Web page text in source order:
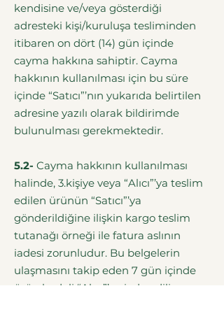
kendisine ve/veya gösterdiği
adresteki kişi/kuruluşa tesliminden
itibaren on dört (14) gün içinde
cayma hakkına sahiptir. Cayma
hakkının kullanılması için bu süre
içinde “Satıcı”’nın yukarıda belirtilen
adresine yazılı olarak bildirimde
bulunulması gerekmektedir.
5.2- Cayma hakkının kullanılması
halinde, 3.kişiye veya “Alıcı”’ya teslim
edilen ürünün “Satıcı”’ya
gönderildiğine ilişkin kargo teslim
tutanağı örneği ile fatura aslının
iadesi zorunludur. Bu belgelerin
ulaşmasını takip eden 7 gün içinde
ürün bedeli “Alıcı”’ya iade edilir.